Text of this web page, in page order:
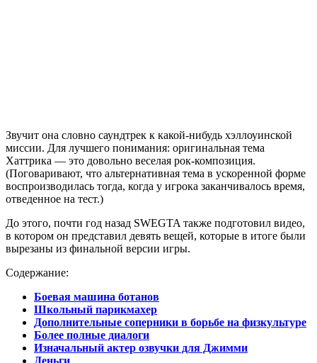
Звучит она словно саундтрек к какой-нибудь хэллоуинской
миссии. Для лучшего понимания: оригинальная тема
Хаттрика — это довольно веселая рок-композиция.
(Поговаривают, что альтернативная тема в ускоренной форме
воспроизводилась тогда, когда у игрока заканчивалось время,
отведенное на тест.)
До этого, почти год назад SWEGTA также подготовил видео,
в котором он представил девять вещей, которые в итоге были
вырезаны из финальной версии игры.
Содержание:
Боевая машина ботанов
Школьный парикмахер
Дополнительные соперники в борьбе на физкультуре
Более полные диалоги
Изначальный актер озвучки для Джимми
Деньги